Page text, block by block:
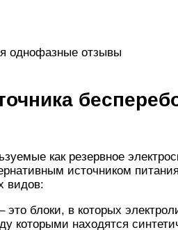
однофазные отзывы
как резервное
источником
видов:
блоки, в которых
которыми находятся